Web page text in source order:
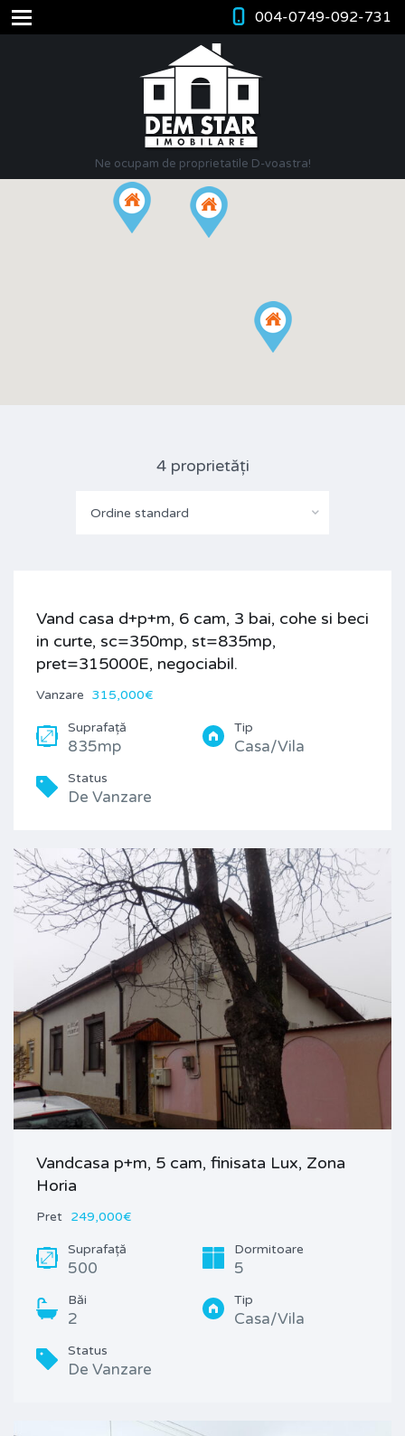
004-0749-092-731
Ne ocupam de proprietatile D-voastra!
4 proprietăți
Ordine standard
Vand casa d+p+m, 6 cam, 3 bai, cohe si beci
in curte, sc=350mp, st=835mp,
pret=315000E, negociabil.
Vanzare 315,000€
Suprafață
835mp
Tip
Casa/Vila
Status
De Vanzare
Vandcasa p+m, 5 cam, finisata Lux, Zona
Horia
Pret 249,000€
Suprafață
500
Dormitoare
5
Băi
2
Tip
Casa/Vila
Status
De Vanzare